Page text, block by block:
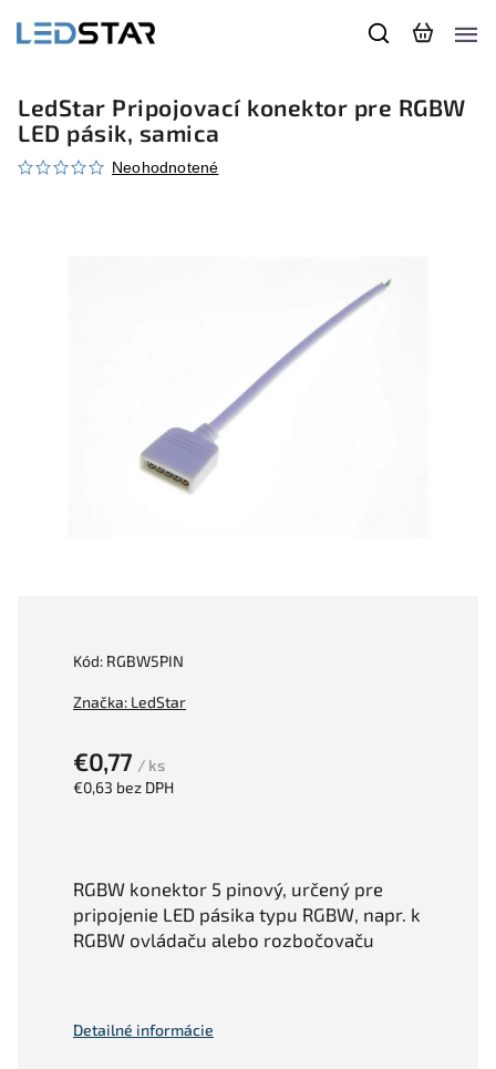
LedStar Pripojovací konektor pre RGBW
LED pásik, samica
Neohodnotené
Kód: RGBW5PIN
Značka: LedStar
€0,77 / ks
€0,63 bez DPH
RGBW konektor 5 pinový, určený pre
pripojenie LED pásika typu RGBW, napr. k
RGBW ovládaču alebo rozbočovaču
Detailné informácie